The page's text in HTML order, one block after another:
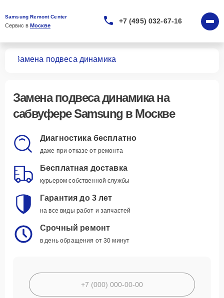
Samsung Remont Center
Сервис в Москве
+7 (495) 032-67-16
Замена подвеса динамика
Замена подвеса динамикана
сабвуфере Samsung в Москве
Диагностика бесплатно
даже при отказе от ремонта
Бесплатная доставка
курьером собственной службы
Гарантия до 3 лет
на все виды работ и запчастей
Срочный ремонт
в день обращения от 30 минут